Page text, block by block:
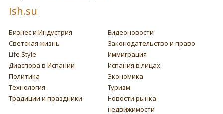
Ish.su
Бизнес и Индустрия
Видеоновости
Светская жизнь
Законодательство и право
Life Style
Иммиграция
Диаспора в Испании
Испания в лицах
Политика
Экономика
Технология
Туризм
Традиции и праздники
Новости рынка
недвижимости